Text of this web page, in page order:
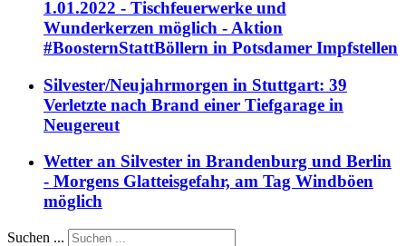
1.01.2022 - Tischfeuerwerke und
Wunderkerzen möglich - Aktion
#BoosternStattBöllern in Potsdamer Impfstellen
Silvester/Neujahrmorgen in Stuttgart: 39
Verletzte nach Brand einer Tiefgarage in
Neugereut
Wetter an Silvester in Brandenburg und Berlin
- Morgens Glatteisgefahr, am Tag Windböen
möglich
Suchen ...